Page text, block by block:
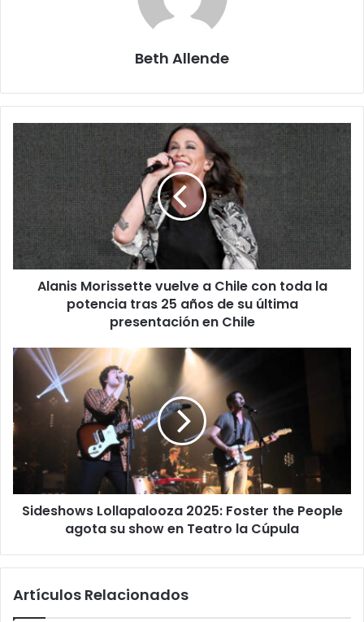
Beth Allende
Alanis Morissette vuelve a Chile con toda la
potencia tras 25 años de su última
presentación en Chile
Sideshows Lollapalooza 2025: Foster the People
agota su show en Teatro la Cúpula
Artículos Relacionados